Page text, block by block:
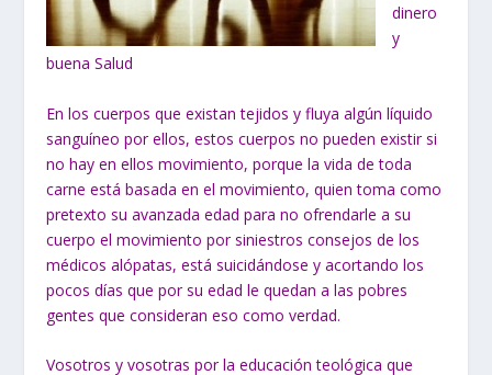
dinero
y
buena Salud
En los cuerpos que existan tejidos y fluya algún líquido
sanguíneo por ellos, estos cuerpos no pueden existir si
no hay en ellos movimiento, porque la vida de toda
carne está basada en el movimiento, quien toma como
pretexto su avanzada edad para no ofrendarle a su
cuerpo el movimiento por siniestros consejos de los
médicos alópatas, está suicidándose y acortando los
pocos días que por su edad le quedan a las pobres
gentes que consideran eso como verdad.
Vosotros y vosotras por la educación teológica que